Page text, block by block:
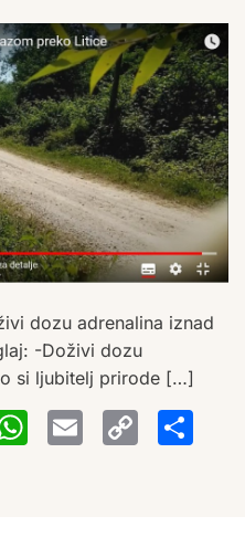
dozu adrenalina iznad
-Doživi dozu
si ljubitelj prirode […]
Email